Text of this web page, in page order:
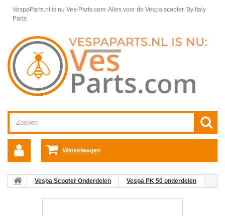
VespaParts.nl is nu Ves-Parts.com: Alles voor de Vespa scooter. By Italy
Parts
Winkelwagen
Vespa Scooter Onderdelen
Vespa PK 50 onderdelen